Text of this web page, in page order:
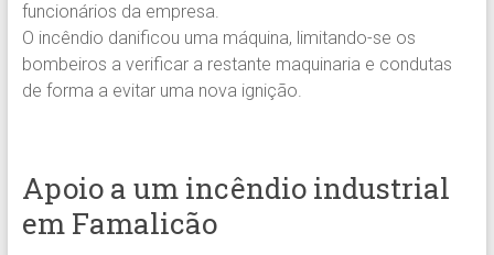
funcionários da empresa.
O incêndio danificou uma máquina, limitando-se os
bombeiros a verificar a restante maquinaria e condutas
de forma a evitar uma nova ignição.
Apoio a um incêndio industrial
em Famalicão